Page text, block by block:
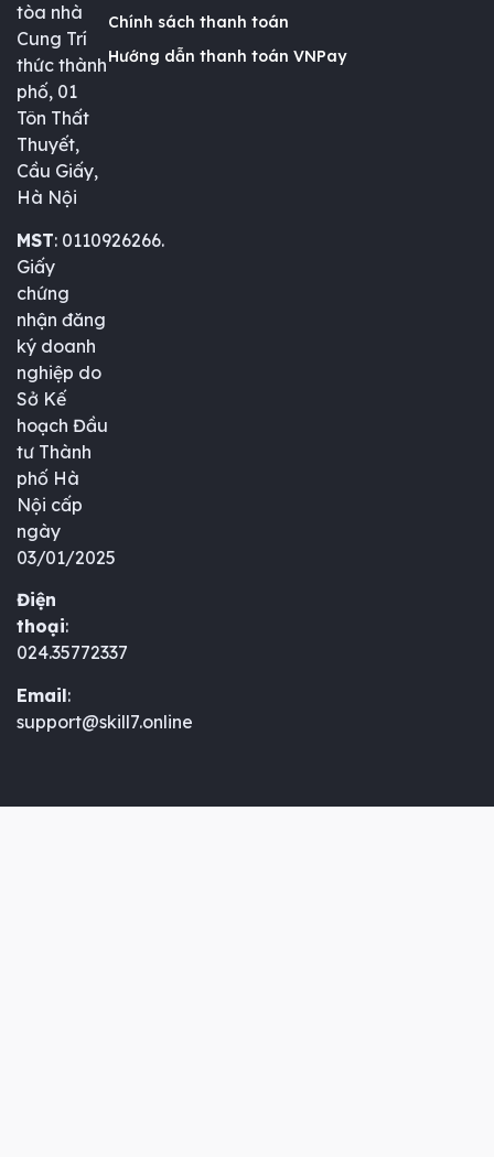
tòa nhà
Cung Trí
thức thành
phố, 01
Tôn Thất
Thuyết,
Cầu Giấy,
Hà Nội
MST: 0110926266.
Giấy
chứng
nhận đăng
ký doanh
nghiệp do
Sở Kế
hoạch Đầu
tư Thành
phố Hà
Nội cấp
ngày
03/01/2025
Điện
thoại:
024.35772337
Email:
support@skill7.online
Chính sách thanh toán
Hướng dẫn thanh toán VNPay